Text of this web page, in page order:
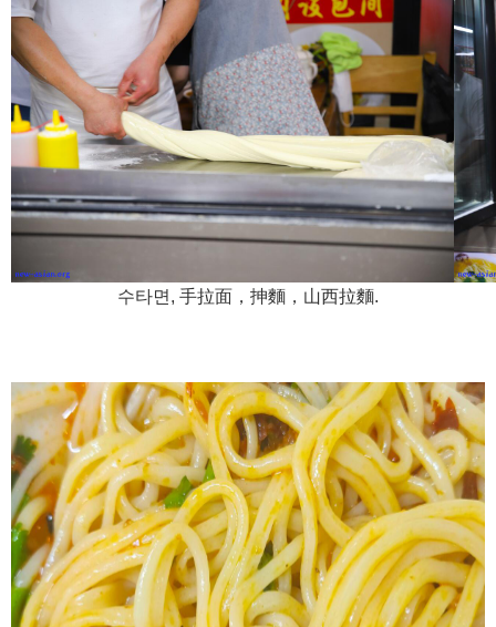
수타면, 手拉面，抻麵，山西拉麵.